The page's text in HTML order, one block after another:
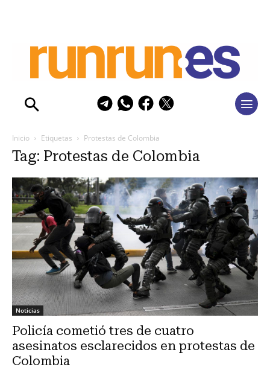
Inicio Etiquetas Protestas de Colombia
Tag: Protestas de Colombia
Noticias
Policía cometió tres de cuatro
asesinatos esclarecidos en protestas de
Colombia